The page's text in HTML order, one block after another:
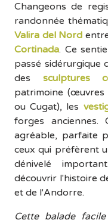
Changeons de
randonnée
Valira del Nord
Cortinada. Ce
passé sidérurgique
des sculptures
patrimoine (œuvres
ou Cugat), les
forges anciennes.
agréable, parfaite
ceux qui préfèrent
dénivelé
découvrir l'histoire
et de l'Andorre.
Cette balade